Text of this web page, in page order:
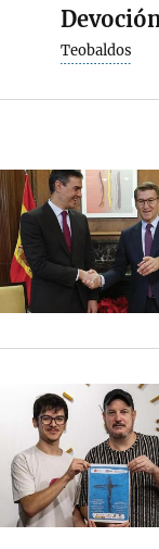
Teobaldos